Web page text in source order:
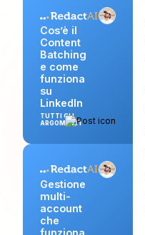
Cos’è il
Content
Batching
e come
funziona
su
LinkedIn
TUTTI GLI
ARGOMENTI
Gestione
multi-
account
che
funziona